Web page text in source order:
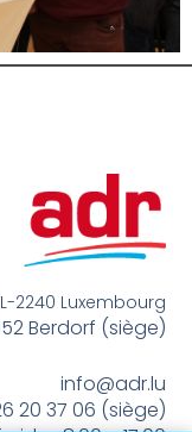
2240 Luxembourg
Berdorf (siège)
info@adr.lu
20 37 06 (siège)